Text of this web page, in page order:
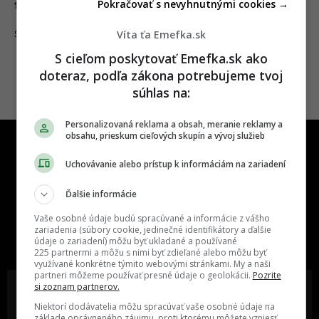
tlaku
SLOVENSKO
One time najzábavnejšie miesto na
slovenskom internete, next time
najzabávnejšie miesto na svete
Víta ťa Emefka.sk
S cieľom poskytovať Emefka.sk ako
doteraz, podľa zákona potrebujeme tvoj
súhlas na:
Personalizovaná reklama a obsah, meranie reklamy a
obsahu, prieskum cieľových skupín a vývoj služieb
Uchovávanie alebo prístup k informáciám na zariadení
Ďalšie informácie
Vaše osobné údaje budú spracúvané a informácie z vášho
zariadenia (súbory cookie, jedinečné identifikátory a ďalšie
údaje o zariadení) môžu byť ukladané a používané
225 partnermi a môžu s nimi byť zdieľané alebo môžu byť
využívané konkrétne týmito webovými stránkami. My a naši
partneri môžeme používať presné údaje o geolokácii. Pozrite
si zoznam partnerov.
Niektorí dodávatelia môžu spracúvať vaše osobné údaje na
Pokračovať s nevyhnutnými cookies →